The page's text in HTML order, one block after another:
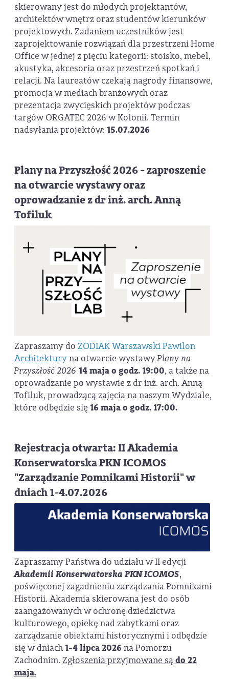
skierowany jest do młodych projektantów,
architektów wnętrz oraz studentów kierunków
projektowych. Zadaniem uczestników jest
zaprojektowanie rozwiązań dla przestrzeni Home
Office w jednej z pięciu kategorii: stoisko, mebel,
akustyka, akcesoria oraz przestrzeń spotkań i
relacji. Na laureatów czekają nagrody finansowe,
promocja w mediach branżowych oraz
prezentacja zwycięskich projektów podczas
targów ORGATEC 2026 w Kolonii. Termin
nadsyłania projektów: 15.07.2026
Plany na Przyszłość 2026 - zaproszenie
na otwarcie wystawy oraz
oprowadzanie z dr inż. arch. Anną
Tofiluk
Zapraszamy do ZODIAK Warszawski Pawilon
Architekturyna otwarcie wystawyPlany na
Przyszłość 2026 14 maja o godz. 19:00, a także na
oprowadzanie po wystawie z dr inż. arch. Anną
Tofiluk, prowadzącą zajęcia na naszym Wydziale,
które odbędzie się 16 maja o godz. 17:00.
Rejestracja otwarta: II Akademia
Konserwatorska PKN ICOMOS
"Zarządzanie Pomnikami Historii" w
dniach 1-4.07.2026
Zapraszamy Państwa do udziału w II edycji
Akademii Konserwatorska PKN ICOMOS,
poświęconej zagadnieniu zarządzania Pomnikami
Historii. Akademia skierowana jest do osób
zaangażowanych w ochronę dziedzictwa
kulturowego, opiekę nad zabytkami oraz
zarządzanie obiektami historycznymi i odbędzie
się w dniach 1-4 lipca 2026na Pomorzu
Zachodnim. Zgłoszenia przyjmowane sądo 22
maja.